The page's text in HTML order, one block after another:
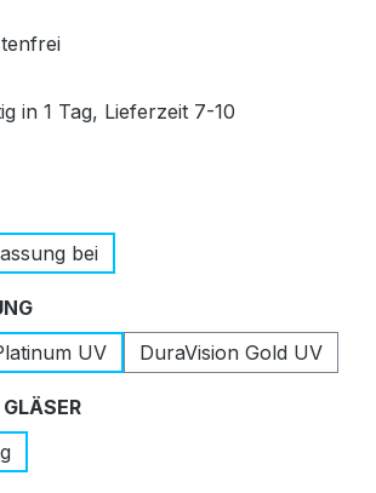
in 1 Tag, Lieferzeit 7-10
bei
auswählen
UV
DuraVision Gold UV
auswählen